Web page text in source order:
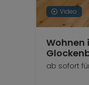
Video
Wohnen
ab sofort